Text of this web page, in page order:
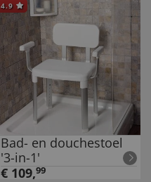
4.9
Bad- en douchestoel
'3-in-1'
€ 109,99